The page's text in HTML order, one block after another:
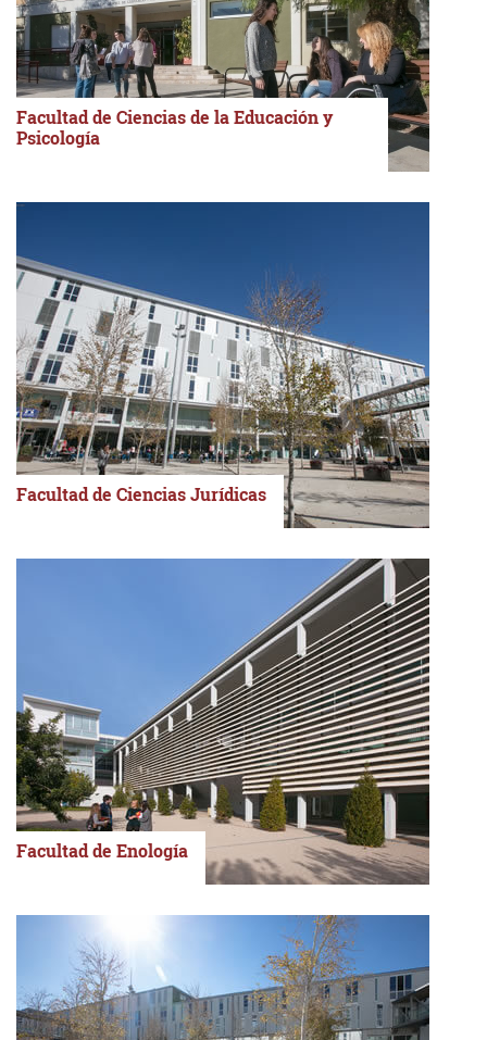
Facultad de Ciencias de la Educación y
Psicología
Facultad de Ciencias Jurídicas
Facultad de Enología